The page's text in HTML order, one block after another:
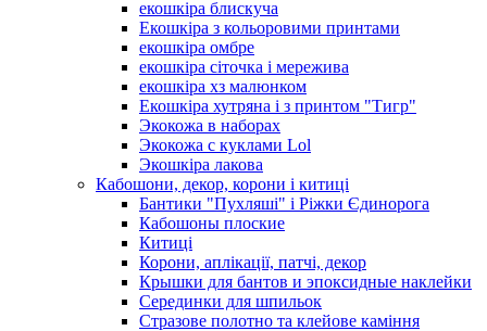
екошкіра блискуча
Екошкіра з кольоровими принтами
екошкіра омбре
екошкіра сіточка і мережива
екошкіра хз малюнком
Екошкіра хутряна і з принтом "Тигр"
Экокожа в наборах
Экокожа с куклами Lol
Экошкiра лакова
Кабошони, декор, корони і китиці
Бантики "Пухляші" і Ріжки Єдинорога
Кабошоны плоские
Китиці
Корони, аплікації, патчі, декор
Крышки для бантов и эпоксидные наклейки
Серединки для шпильок
Стразове полотно та клейове каміння